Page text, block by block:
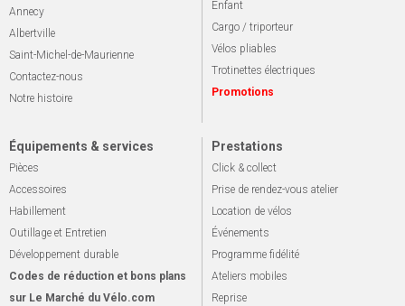
Annecy
Albertville
Saint-Michel-de-Maurienne
Contactez-nous
Notre histoire
Enfant
Cargo / triporteur
Vélos pliables
Trotinettes électriques
Promotions
Équipements & services
Pièces
Accessoires
Habillement
Outillage et Entretien
Développement durable
Codes de réduction et bons plans
sur Le Marché du Vélo.com
Prestations
Click & collect
Prise de rendez-vous atelier
Location de vélos
Événements
Programme fidélité
Ateliers mobiles
Reprise